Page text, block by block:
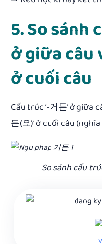
5. So sánh
ở giữa câu
ở cuối câu
Cấu trúc ‘-거든’ ở giữa
든(요)’ ở cuối câu
So sánh cấu